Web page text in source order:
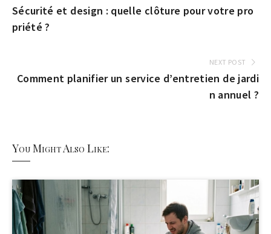
Sécurité et design : quelle clôture pour votre pro
priété ?
NEXT POST
Comment planifier un service d’entretien de jardi
n annuel ?
You Might Also Like: